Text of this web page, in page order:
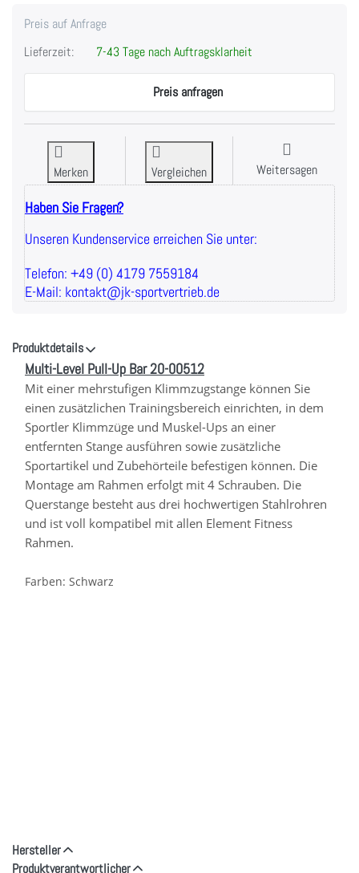
Preis auf Anfrage
Lieferzeit:
7-43 Tage nach Auftragsklarheit
Preis anfragen
Merken Vergleichen Weitersagen
Haben Sie Fragen?
Unseren Kundenservice erreichen Sie unter:
Telefon: +49 (0) 4179 7559184
E-Mail: kontakt@jk-sportvertrieb.de
Produktdetails
Multi-Level Pull-Up Bar 20-00512
Mit einer mehrstufigen Klimmzugstange können Sie
einen zusätzlichen Trainingsbereich einrichten, in dem
Sportler Klimmzüge und Muskel-Ups an einer
entfernten Stange ausführen sowie zusätzliche
Sportartikel und Zubehörteile befestigen können. Die
Montage am Rahmen erfolgt mit 4 Schrauben. Die
Querstange besteht aus drei hochwertigen Stahlrohren
und ist voll kompatibel mit allen Element Fitness
Rahmen.
Farben: Schwarz
Hersteller
Produktverantwortlicher